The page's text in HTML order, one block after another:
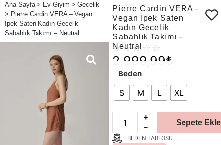
Ana Sayfa > Ev Giyim > Gecelik
> Pierre Cardin VERA – Vegan
İpek Saten Kadın Gecelik
Sabahlık Takımı – Neutral
Pierre Cardin VERA -
Vegan İpek Saten
Kadın Gecelik
Sabahlık Takımı -
Neutral
☆☆☆☆ ☆
2.999,99₺
Beden
S M L XL
Sepete Ekle
BEDEN TABLOSU